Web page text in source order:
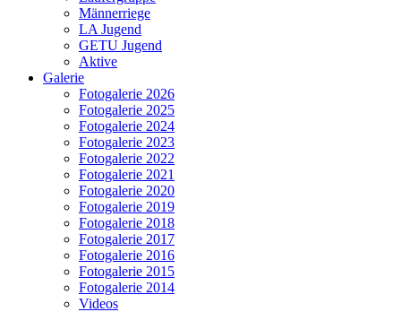
Männerriege
LA Jugend
GETU Jugend
Aktive
Galerie
Fotogalerie 2026
Fotogalerie 2025
Fotogalerie 2024
Fotogalerie 2023
Fotogalerie 2022
Fotogalerie 2021
Fotogalerie 2020
Fotogalerie 2019
Fotogalerie 2018
Fotogalerie 2017
Fotogalerie 2016
Fotogalerie 2015
Fotogalerie 2014
Videos